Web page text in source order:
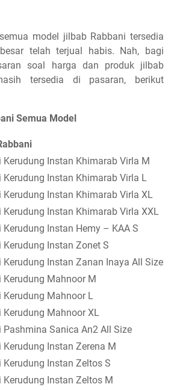
model jilbab Rabbani tersedia
telah terjual habis. Nah, bagi
soal harga dan produk jilbab
tersedia di pasaran, berikut
Semua Model
Kerudung Instan Khimarab Virla M
Kerudung Instan Khimarab Virla L
Kerudung Instan Khimarab Virla XL
Kerudung Instan Khimarab Virla XXL
Kerudung Instan Hemy – KAA S
Kerudung Instan Zonet S
Kerudung Instan Zanan Inaya All Size
Kerudung Mahnoor M
Kerudung Mahnoor L
Kerudung Mahnoor XL
Pashmina Sanica An2 All Size
Kerudung Instan Zerena M
Kerudung Instan Zeltos S
Kerudung Instan Zeltos M